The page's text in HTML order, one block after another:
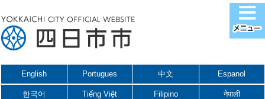
English Portugues 中文 Espanol
한국어 Tiếng Việt Filipino नेपाली